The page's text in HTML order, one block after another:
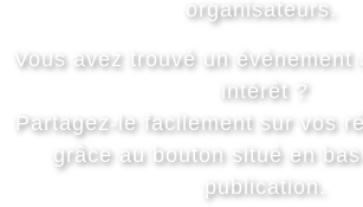
organisateurs.
Vous avez trouvé un événement
intérêt ?
Partagez-le facilement sur vos
grâce au bouton situé en
publication.